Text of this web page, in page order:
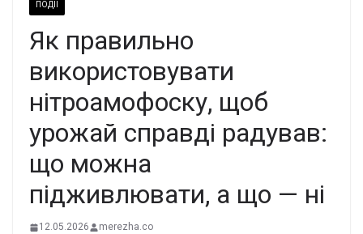
ПОДІЇ
Як правильно
використовувати
нітроамофоску, щоб
урожай справді радував:
що можна
підживлювати, а що — ні
12.05.2026 merezha.co